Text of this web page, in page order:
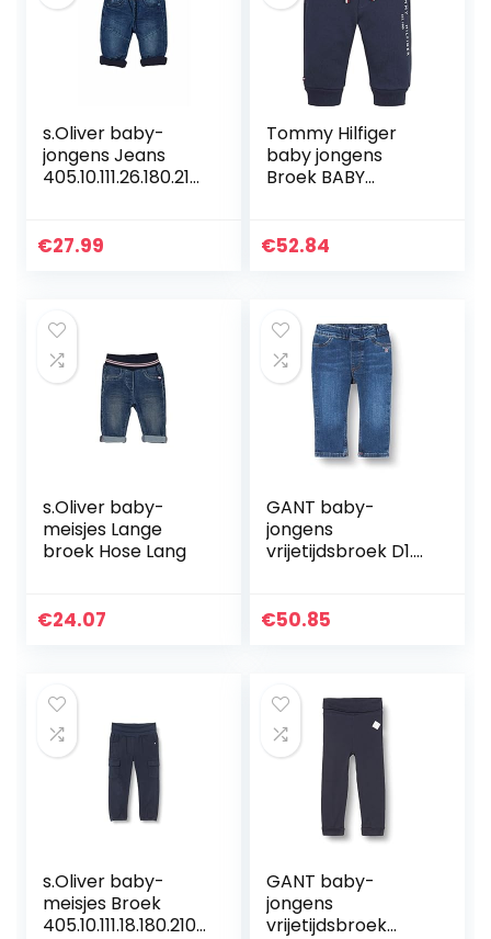
s.Oliver baby-
jongens Jeans
405.10.111.26.180.210
€27.99
Tommy Hilfiger
baby jongens
Broek BABY
€52.84
s.Oliver baby-
meisjes Lange
broek Hose Lang
€24.07
GANT baby-
jongens
vrijetijdsbroek D1.
€50.85
s.Oliver baby-
meisjes Broek
405.10.111.18.180.2107
GANT baby-
jongens
vrijetijdsbroek